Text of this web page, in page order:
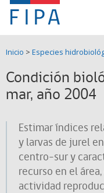
Fondo
de
Pesquera
y
(FIPA)-
SUBPESCA
FIPA;
Fondo
Investigación
y
de
Acuicultira
Inicio > Especies
Condición
mar, año 2004
Estimar índices
y larvas de jurel
centro-sur y
recurso en el
actividad